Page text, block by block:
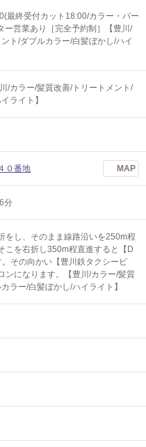
最終受付カット18:00/カラー・パー
ー営業あり［完全予約制］【豊川/
ト/ダブルカラー/白髪ぼかし/ハイ
/カラー/髪質改善/トリートメント/
ライト】
０番地 MAP
分
をし、そのまま線路沿いを250m程
こを右折し350m程直進すると【D
その向かい【豊川鉄タクシービ
ンになります。【豊川/カラー/髪質
ラー/白髪ぼかし/ハイライト】